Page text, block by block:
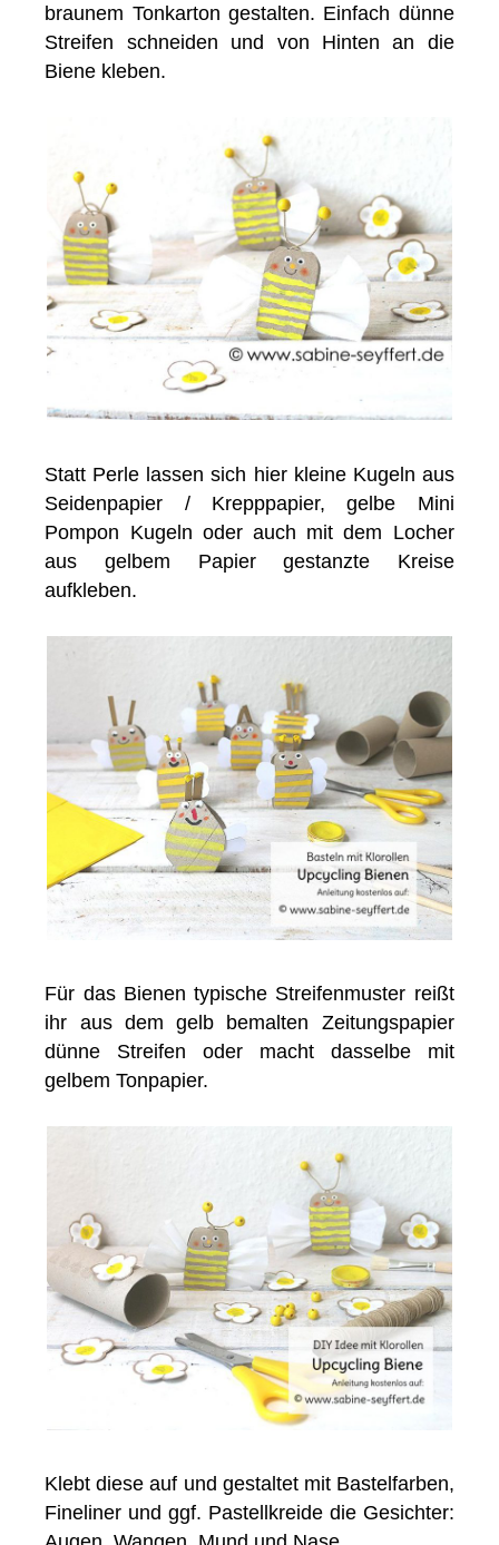
braunem Tonkarton gestalten. Einfach dünne
Streifen schneiden und von Hinten an die
Biene kleben.
Statt Perle lassen sich hier kleine Kugeln aus
Seidenpapier / Krepppapier, gelbe Mini
Pompon Kugeln oder auch mit dem Locher
aus gelbem Papier gestanzte Kreise
aufkleben.
Für das Bienen typische Streifenmuster reißt
ihr aus dem gelb bemalten Zeitungspapier
dünne Streifen oder macht dasselbe mit
gelbem Tonpapier.
Klebt diese auf und gestaltet mit Bastelfarben,
Fineliner und ggf. Pastellkreide die Gesichter: